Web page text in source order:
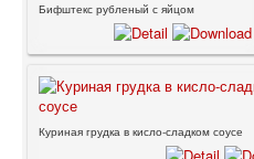
Бифштекс рубленый с яйцом
Куриная грудка в кисло-сладком соусе